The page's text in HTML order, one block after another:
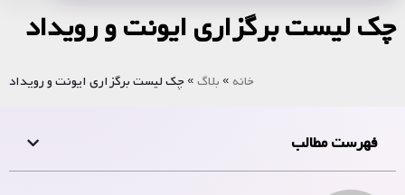
چک لیست برگزاری ایونت و رویداد
خانه»بلاگ»چک لیست برگزاری ایونت و رویداد
فهرست مطالب